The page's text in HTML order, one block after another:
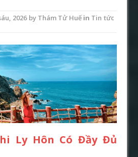
2026by Thám Tử Huếin Tin tức
Ly Hôn Có Đầy Đủ